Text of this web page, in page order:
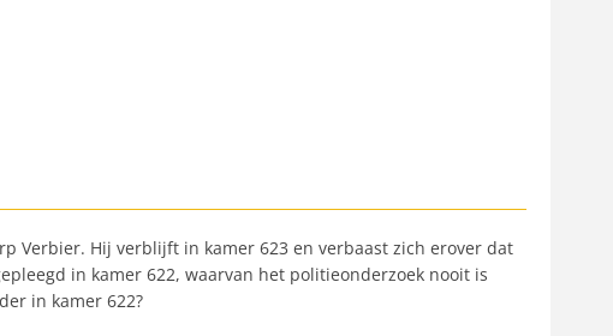
Verbier. Hij verblijft in kamer 623 en verbaast zich erover dat
in kamer 622, waarvan het politieonderzoek nooit is
in kamer 622?